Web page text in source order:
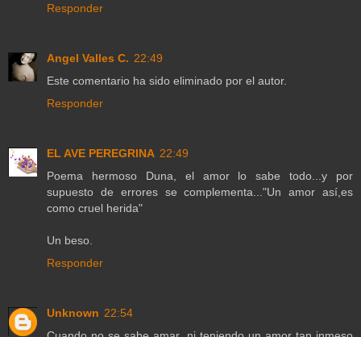
Responder
Angel Valles C. 22:49
Este comentario ha sido eliminado por el autor.
Responder
EL AVE PEREGRINA 22:49
Poema hermoso Duna, el amor lo sabe todo...y por
supuesto de errores se complementa..."Un amor así,es
como cruel herida"
Un beso.
Responder
Unknown 22:54